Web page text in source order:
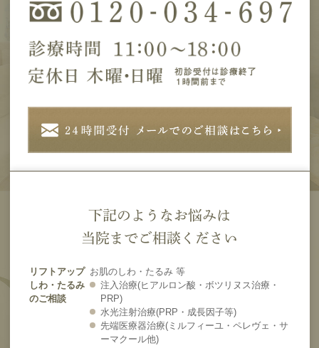
下記のようなお悩みは
当院までご相談ください
リフトアップ
しわ・たるみ
のご相談
お肌のしわ・たるみ 等
注入治療(ヒアルロン酸・ボツリヌス治療・
PRP)
水光注射治療(PRP・成長因子等)
先端医療器治療(ミルフィーユ・ペレヴェ・サ
ーマクール他)